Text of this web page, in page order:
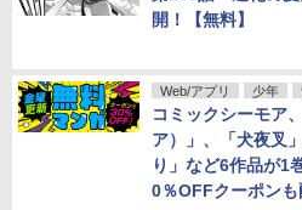
開！【無料】
Web/アプリ 少年
コミックシーモア
ア）」、「犬夜叉
り」など6作品が1
0％OFFクーポンも